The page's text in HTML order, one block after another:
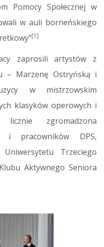
Pomocy Społecznej w
w auli borneńskiego
[1]
zaprosili artystów z
– Marzenę Ostryńską i
w mistrzowskim
klasyków operowych i
licznie zgromadzona
i pracowników DPS,
Trzeciego
Aktywnego Seniora